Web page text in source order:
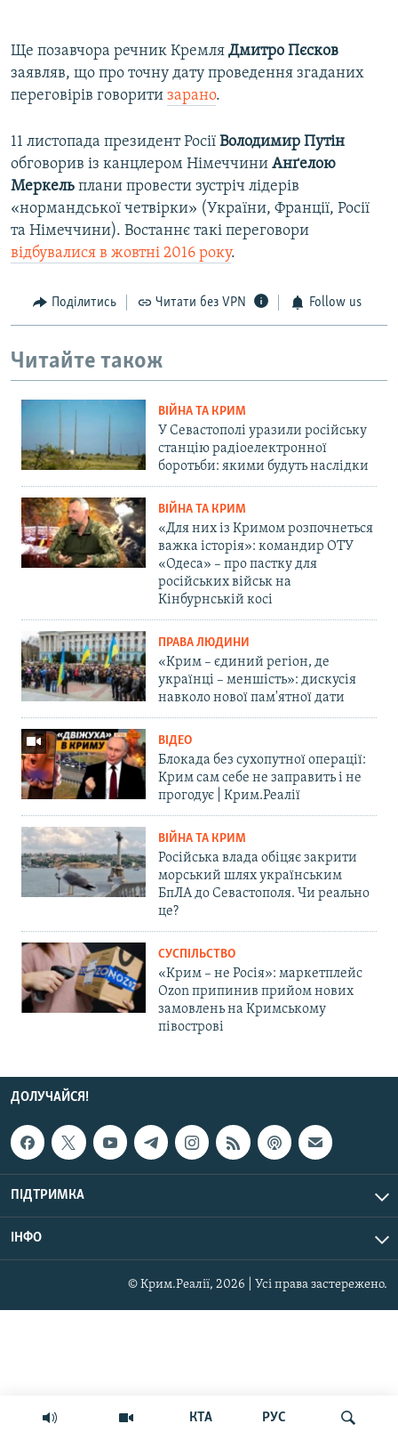
КТА РУС
Ще позавчора речник Кремля Дмитро Пєсков
заявляв, що про точну дату проведення згаданих
переговірів говорити зарано.
11 листопада президент Росії Володимир Путін
обговорив із канцлером Німеччини Анґелою
Меркель плани провести зустріч лідерів
«нормандської четвірки» (України, Франції, Росії
та Німеччини). Востаннє такі переговори
відбувалися в жовтні 2016 року.
Поділитись Читати без VPN Follow us
Читайте також
ВІЙНА ТА КРИМ
У Севастополі уразили російську
станцію радіоелектронної
боротьби: якими будуть наслідки
ВІЙНА ТА КРИМ
«Для них із Кримом розпочнеться
важка історія»: командир ОТУ
«Одеса» – про пастку для
російських військ на
Кінбурнській косі
ПРАВА ЛЮДИНИ
«Крим – єдиний регіон, де
українці – меншість»: дискусія
навколо нової пам'ятної дати
ВІДЕО
Блокада без сухопутної операції:
Крим сам себе не заправить і не
прогодує | Крим.Реалії
ВІЙНА ТА КРИМ
Російська влада обіцяє закрити
морський шлях українським
БпЛА до Севастополя. Чи реально
це?
СУСПІЛЬСТВО
«Крим – не Росія»: маркетплейс
Ozon припинив прийом нових
замовлень на Кримському
півострові
ДОЛУЧАЙСЯ!
ПІДТРИМКА
ІНФО
© Крим.Реалії, 2026 | Усі права застережено.